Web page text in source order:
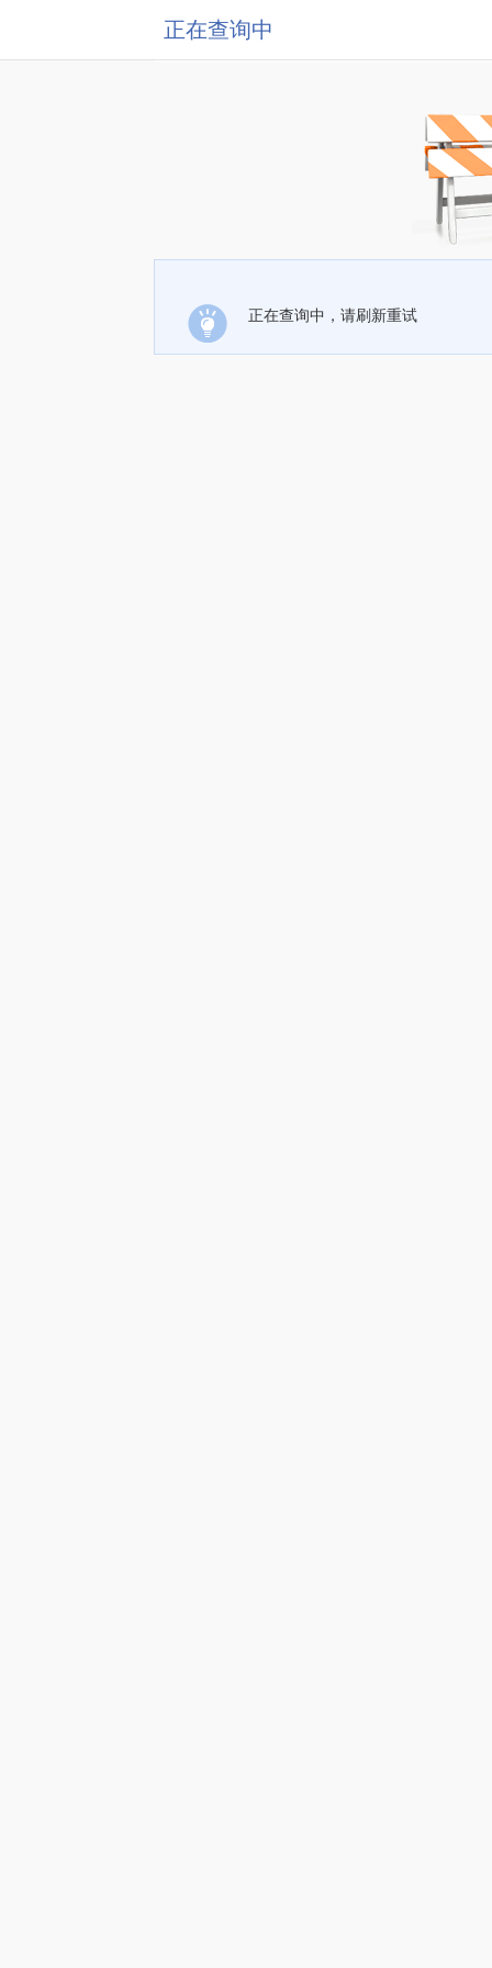
正在查询中
正在查询中，请刷新重试